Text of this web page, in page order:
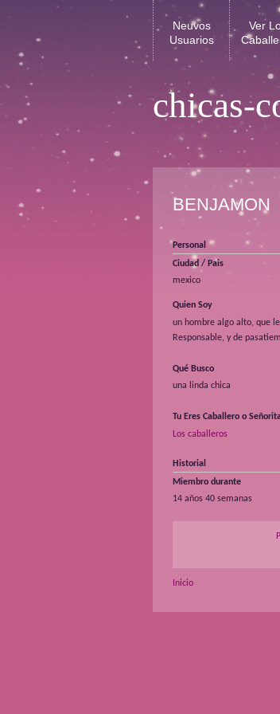
chicas-
Neuvos
Usuarios
Ver
BENJAMON
Personal
Ciudad / Pais
mexico
Quien Soy
un hombre algo alto, que
Responsable, y de
Qué Busco
una linda chica
Tu Eres Caballero o
Los caballeros
Historial
Miembro durante
14 años 40 semanas
Inicio